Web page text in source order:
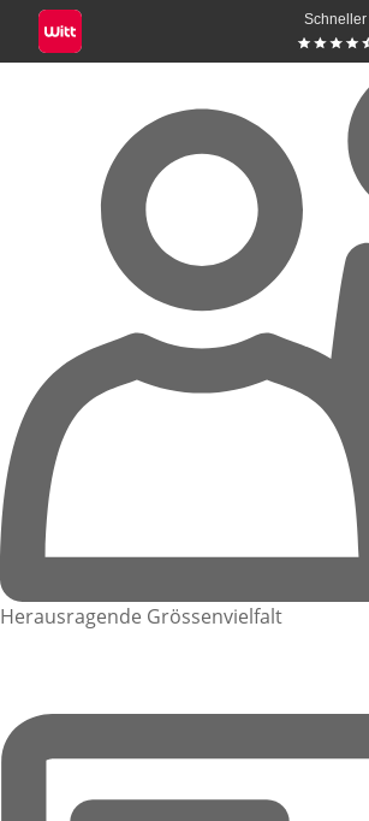
Herausragende Grössenvielfalt